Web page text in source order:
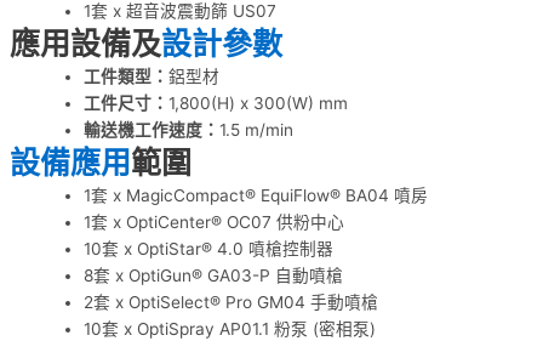
1套 x 超音波震動篩 US07
應用設備及設計參數
工件類型： 鋁型材
工件尺寸： 1,800(H) x 300(W) mm
輸送機工作速度： 1.5 m/min
設備應用範圍
1套 x MagicCompact® EquiFlow® BA04 噴房
1套 x OptiCenter® OC07 供粉中心
10套 x OptiStar® 4.0 噴槍控制器
8套 x OptiGun® GA03-P 自動噴槍
2套 x OptiSelect® Pro GM04 手動噴槍
10套 x OptiSpray AP01.1 粉泵 (密相泵)